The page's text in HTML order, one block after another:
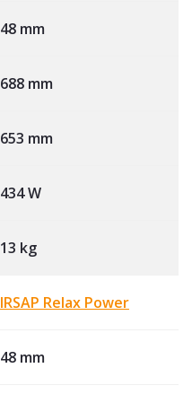
48 mm
688 mm
653 mm
434 W
13 kg
IRSAP Relax Power
48 mm